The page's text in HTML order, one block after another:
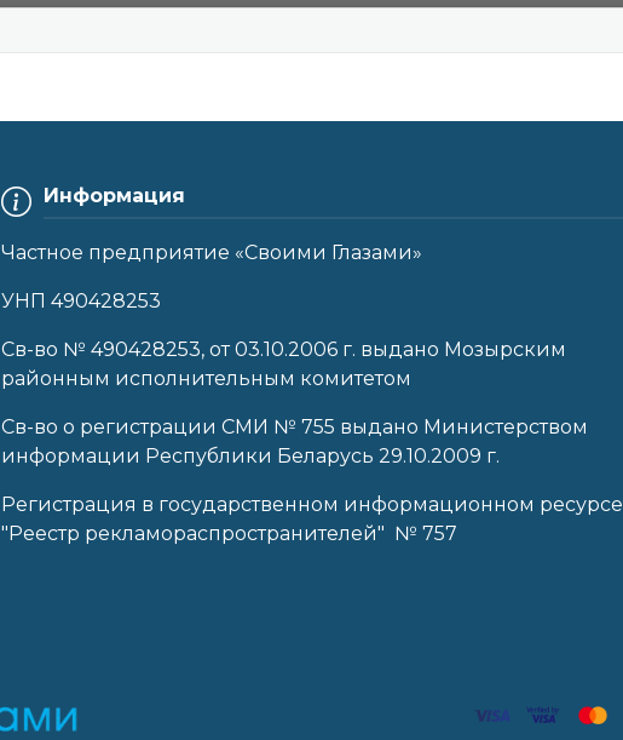
Информация
Частное предприятие «Своими Глазами»
УНП 490428253
Cв-во № 490428253, от 03.10.2006 г. выдано Мозырским
районным исполнительным комитетом
Св-во о регистрации СМИ № 755 выдано Министерством
информации Республики Беларусь 29.10.2009 г.
Регистрация в государственном информационном ресурсе
"Реестр рекламораспространителей" № 757